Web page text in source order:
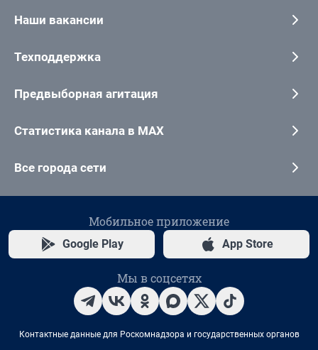
Наши вакансии
Техподдержка
Предвыборная агитация
Статистика канала в MAX
Все города сети
Мобильное приложение
Google Play App Store
Мы в соцсетях
Контактные данные для Роскомнадзора и государственных органов